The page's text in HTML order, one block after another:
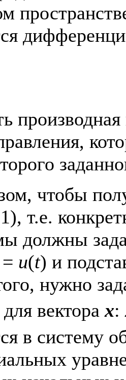
чтобы
т.е.
должны
= u(t) и
нужно
для вектораx:
в систему